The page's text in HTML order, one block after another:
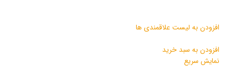
افزودن به لیست علاقمندی ها
افزودن به سبد خرید
نمایش سریع